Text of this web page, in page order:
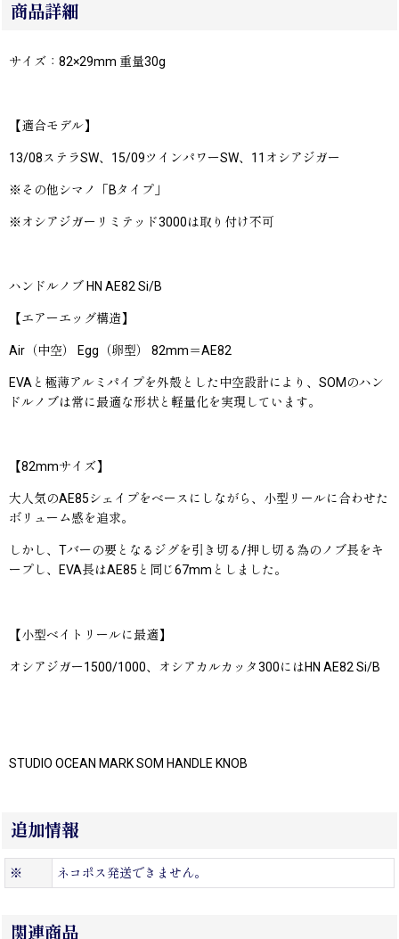
商品詳細
サイズ：82×29mm 重量30g
【適合モデル】
13/08ステラSW、15/09ツインパワーSW、11オシアジガー
※その他シマノ「Bタイプ」
※オシアジガーリミテッド3000は取り付け不可
ハンドルノブ HN AE82 Si/B
【エアーエッグ構造】
Air（中空） Egg（卵型） 82mm＝AE82
EVAと極薄アルミパイプを外殻とした中空設計により、SOMのハン
ドルノブは常に最適な形状と軽量化を実現しています。
【82mmサイズ】
大人気のAE85シェイプをベースにしながら、小型リールに合わせた
ボリューム感を追求。
しかし、Tバーの要となるジグを引き切る/押し切る為のノブ長をキ
ープし、EVA長はAE85と同じ67mmとしました。
【小型ベイトリールに最適】
オシアジガー1500/1000、オシアカルカッタ300にはHN AE82 Si/B
STUDIO OCEAN MARK SOM HANDLE KNOB
追加情報
※ ネコポス発送できません。
関連商品